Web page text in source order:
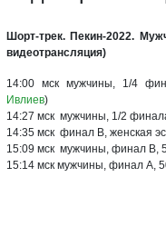
Шорт-трек. Пекин-2022.
видеотрансляция)
14:00 мск мужчины, 1/4
Ивлиев)
14:27 мск мужчины, 1/2
14:35 мск финал В, женская
15:09 мск мужчины, финал В,
15:14 мск мужчины, финал А,